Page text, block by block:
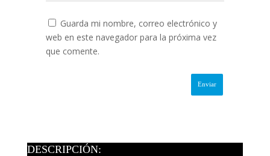
Guarda mi nombre, correo electrónico y
web en este navegador para la próxima vez
que comente.
DESCRIPCIÓN: